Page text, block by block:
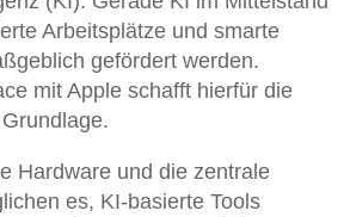
Arbeitsplätze und smarte
gefördert werden.
mit Apple schafft hierfür die
Hardware und die zentrale
es, KI-basierte Tools